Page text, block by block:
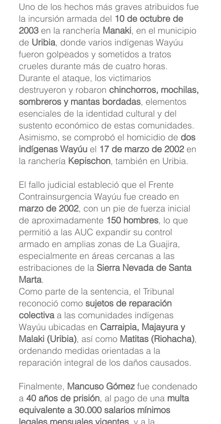
Uno de los hechos más graves atribuidos fue
la incursión armada del 10 de octubre de
2003 en la ranchería Manaki, en el municipio
de Uribia, donde varios indígenas Wayúu
fueron golpeados y sometidos a tratos
crueles durante más de cuatro horas.
Durante el ataque, los victimarios
destruyeron y robaron chinchorros, mochilas,
sombreros y mantas bordadas, elementos
esenciales de la identidad cultural y del
sustento económico de estas comunidades.
Asimismo, se comprobó el homicidio de dos
indígenas Wayúu el 17 de marzo de 2002 en
la ranchería Kepischon, también en Uribia.
El fallo judicial estableció que el Frente
Contrainsurgencia Wayúu fue creado en
marzo de 2002, con un pie de fuerza inicial
de aproximadamente 150 hombres, lo que
permitió a las AUC expandir su control
armado en amplias zonas de La Guajira,
especialmente en áreas cercanas a las
estribaciones de la Sierra Nevada de Santa
Marta.
Como parte de la sentencia, el Tribunal
reconoció como sujetos de reparación
colectiva a las comunidades indígenas
Wayúu ubicadas en Carraipia, Majayura y
Malaki (Uribia), así como Matitas (Riohacha),
ordenando medidas orientadas a la
reparación integral de los daños causados.
Finalmente, Mancuso Gómez fue condenado
a 40 años de prisión, al pago de una multa
equivalente a 30.000 salarios mínimos
legales mensuales vigentes , y a la